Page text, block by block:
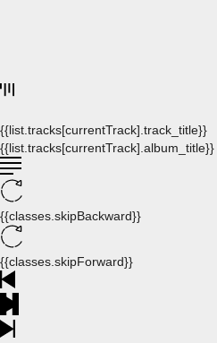
{{list.tracks[currentTrack].track_title}}
{{list.tracks[currentTrack].album_title}}
{{classes.skipBackward}}
{{classes.skipForward}}